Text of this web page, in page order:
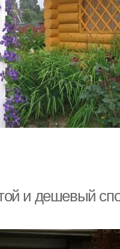
и дешевый